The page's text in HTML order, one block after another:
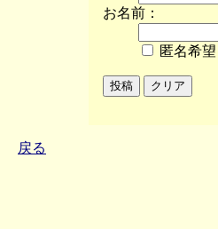
お名前：
匿名希望
戻る